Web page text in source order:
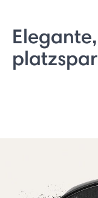
Elegante,